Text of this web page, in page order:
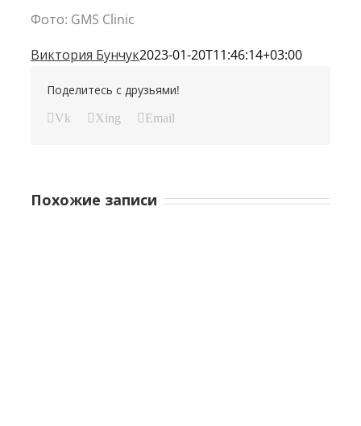
Фото: GMS Clinic
Виктория Бунчук2023-01-20T11:46:14+03:00
Поделитесь с друзьями!
Vk Xing Email
Похожие записи